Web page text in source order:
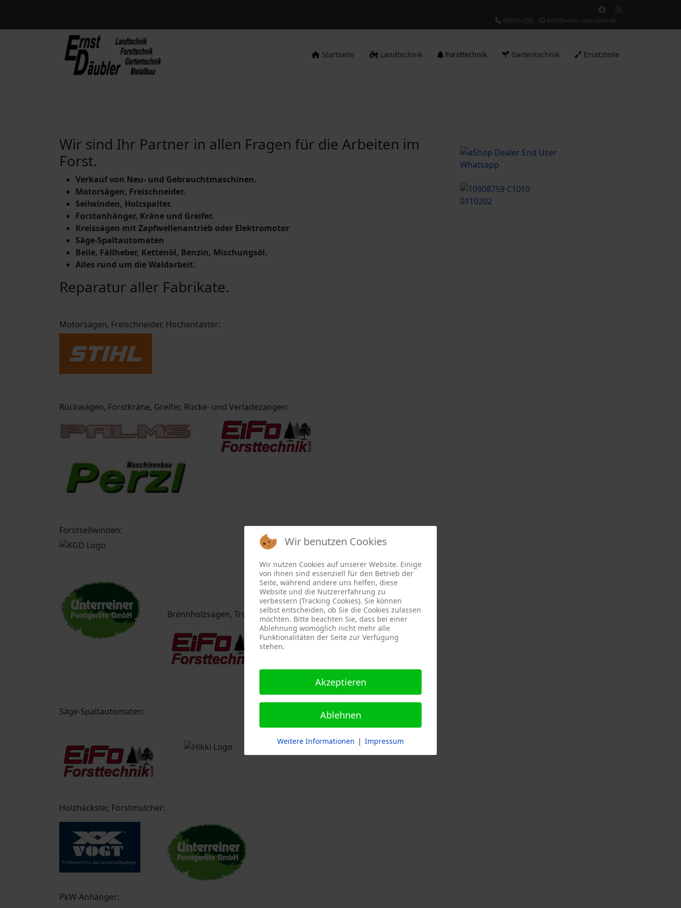
09856-290 info@ernst-daeubler.de
Startseite Landtechnik Forsttechnik Gartentechnik Ersatzteile
Wir sind Ihr Partner in allen Fragen für die Arbeiten im
Forst.
Verkauf von Neu- und Gebrauchtmaschinen.
Motorsägen, Freischneider.
Seilwinden, Holzspalter.
Forstanhänger, Kräne und Greifer.
Kreissägen mit Zapfwellenantrieb oder Elektromotor
Säge-Spaltautomaten
Beile, Fällheber, Kettenöl, Benzin, Mischungsöl.
Alles rund um die Waldarbeit.
Reparatur aller Fabrikate.
Motorsägen, Freischneider, Hochentaster:
Rückwägen, Forstkräne, Greifer, Rücke- und Verladezangen:
Forstseilwinden:
Brennholzsägen, Trommelsägen:
Säge-Spaltautomaten:
Holzhäcksler, Forstmulcher:
PkW-Anhänger:
Wir benutzen Cookies
Wir nutzen Cookies auf unserer Website. Einige
von ihnen sind essenziell für den Betrieb der
Seite, während andere uns helfen, diese
Website und die Nutzererfahrung zu
verbessern (Tracking Cookies). Sie können
selbst entscheiden, ob Sie die Cookies zulassen
möchten. Bitte beachten Sie, dass bei einer
Ablehnung womöglich nicht mehr alle
Funktionalitäten der Seite zur Verfügung
stehen.
Akzeptieren
Ablehnen
Weitere Informationen | Impressum